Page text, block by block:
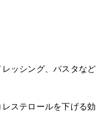
ッシング、パスタなど
ステロールを下げる効